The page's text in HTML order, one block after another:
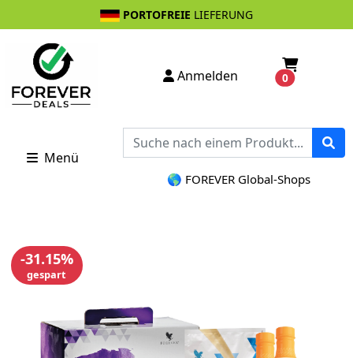
PORTOFREIE LIEFERUNG
Anmelden 0
Menü
🌎 FOREVER Global-Shops
-31.15%
gespart